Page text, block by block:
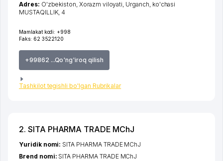
Mamlakat kodi: +998
Faks: 62 3522120
+99862 ...Qo'ng'iroq qilish
Tashkilot tegishli bo'lgan Rubrikalar
Adres: O'zbekiston,Xorazm viloyati, Urganch, ko'chasi
MUSTAQILLIK, 4
2. SITA PHARMA TRADE MChJ
Yuridik nomi: SITA PHARMA TRADE MChJ
Brend nomi: SITA PHARMA TRADE MChJ